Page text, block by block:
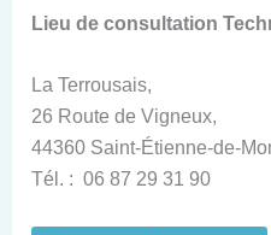
Lieu de consultation
La Terrousais,
26 Route de Vigneux,
44360 Saint-Étienne-de-
Tél. : 06 87 29 31 90